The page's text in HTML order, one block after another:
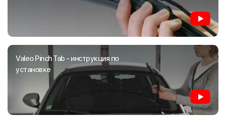
Valeo Pinch Tab - инструкция по
установке